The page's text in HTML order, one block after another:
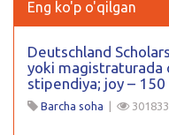
Eng ko'p o'qilgan
Deutschland
yoki magistraturada
stipendiya; joy – 150
Barcha soha | 301833